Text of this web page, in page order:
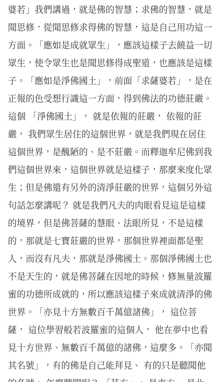
婆若」我們講過，就是佛的智慧；求佛的智慧，就是
聞思修，從聞思修求得佛的智慧，這是自己用功這一
方面。「應如是成就眾生」，應該這樣子去饒益一切
眾生，使令眾生也是聞思修得成聖道，也應該是這樣
子。「應如是淨佛國土」，前面「求薩婆若」，是在
正報的色受想行識這一方面，得到佛法的功德莊嚴。
這個 「淨佛國土」， 就是依報的莊嚴， 依報的莊
嚴， 我們眾生居住的這個世界，就是我們現在居住
這個世界，是醜陋的、是不莊嚴。而釋迦牟尼佛到我
們這個世界來，這個世界就是這樣子，那麼來度化眾
生；但是佛還有另外的清淨莊嚴的世界，這個另外這
句話怎麼講呢？ 就是我們凡夫的肉眼看見這是這樣
的境界，但是佛菩薩的慧眼、法眼所見，不是這樣
的，那就是七寶莊嚴的世界，那個世界裡面都是聖
人，而沒有凡夫，那就是淨佛國土。那個淨佛國土也
不是天生的，就是佛菩薩在因地的時候，修無量波羅
蜜的功德所成就的，所以應該這樣子來成就清淨的佛
世界。「亦見十方無數百千萬億諸佛」， 這位菩
薩， 這位學習般若波羅蜜的這個人， 他在夢中也看
見十方世界、無數百千萬億的諸佛，這麼多。「亦聞
其名號」，有的佛是自己能拜見、 有的只是聽聞他